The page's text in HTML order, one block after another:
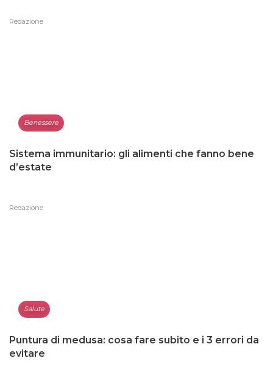
Redazione
Benessere
Sistema immunitario: gli alimenti che fanno bene
d’estate
Redazione
Salute
Puntura di medusa: cosa fare subito e i 3 errori da
evitare